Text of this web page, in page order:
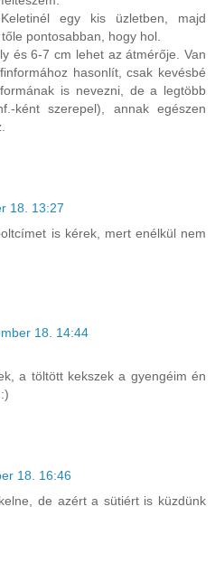
egy kis üzletben, majd
pontosabban, hogy hol.
és 6-7 cm lehet az átmérője. Van
hasonlít, csak kevésbé
is nevezni, de a legtöbb
ként szerepel), annak egészen
18. 13:27
is kérek, mert enélkül nem
18. 14:44
a töltött kekszek a gyengéim én
18. 16:46
de azért a sütiért is küzdünk